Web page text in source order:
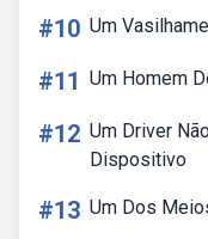
#10 Um
#11 Um Homem
#12 Um Driver
Dispositivo
#13 Um Dos